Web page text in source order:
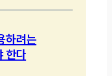
하려는
한다